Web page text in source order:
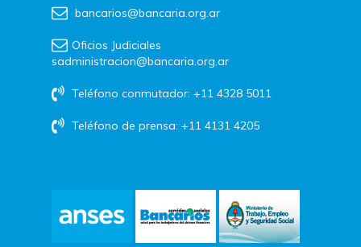
bancarios@bancaria.org.ar
Oficios Judiciales
sadministracion@bancaria.org.ar
Teléfono conmutador: +11 4328 5011
Teléfono de prensa: +11 4131 4205